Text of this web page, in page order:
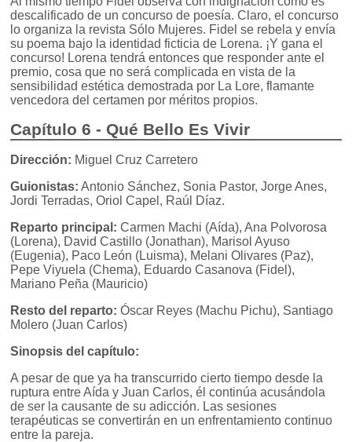
descalificado de un concurso de poesía. Claro, el concurso
lo organiza la revista Sólo Mujeres. Fidel se rebela y envía
su poema bajo la identidad ficticia de Lorena. ¡Y gana el
concurso! Lorena tendrá entonces que responder ante el
premio, cosa que no será complicada en vista de la
sensibilidad estética demostrada por La Lore, flamante
vencedora del certamen por méritos propios.
Capítulo 6 - Qué Bello Es Vivir
Dirección: Miguel Cruz Carretero
Guionistas: Antonio Sánchez, Sonia Pastor, Jorge Anes,
Jordi Terradas, Oriol Capel, Raúl Díaz.
Reparto principal: Carmen Machi (Aída), Ana Polvorosa
(Lorena), David Castillo (Jonathan), Marisol Ayuso
(Eugenia), Paco León (Luisma), Melani Olivares (Paz),
Pepe Viyuela (Chema), Eduardo Casanova (Fidel),
Mariano Peña (Mauricio)
Resto del reparto: Óscar Reyes (Machu Pichu), Santiago
Molero (Juan Carlos)
Sinopsis del capítulo:
A pesar de que ya ha transcurrido cierto tiempo desde la
ruptura entre Aída y Juan Carlos, él continúa acusándola
de ser la causante de su adicción. Las sesiones
terapéuticas se convertirán en un enfrentamiento continuo
entre la pareja.